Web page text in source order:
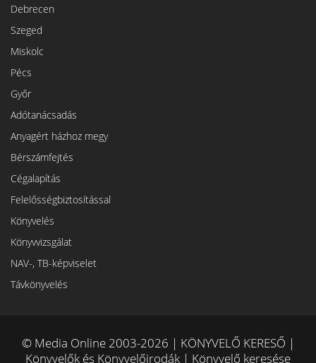
Debrecen
Szeged
Miskolc
Pécs
Győr
Adótanácsadás
Anyagért házhoz megy
Bérszámfejtés
Cégalapítás
Felelősségbiztosítással
Könyvelés
Könyvvizsgálat
NAV-, TB-képviselet
Távkönyvelés
© Media Online 2003-2026 | KÖNYVELŐ KERESŐ |
Könyvelők és Könyvelőirodák | Könyvelő keresése